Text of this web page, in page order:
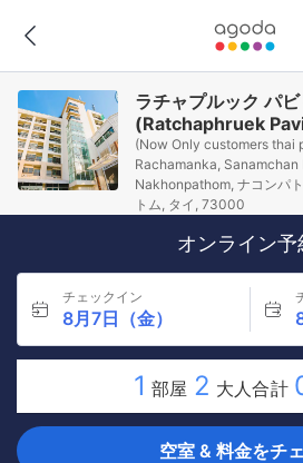
ラチャプルック パ
(Ratchaphruek
(Now Only customers thai
Rachamanka,
Nakhonpathom, ナコンパ
トム, タイ, 73000
オンライン予
チェックイン
8月7日（金）
1 部屋 2 大人合計
空室 & 料金をチ